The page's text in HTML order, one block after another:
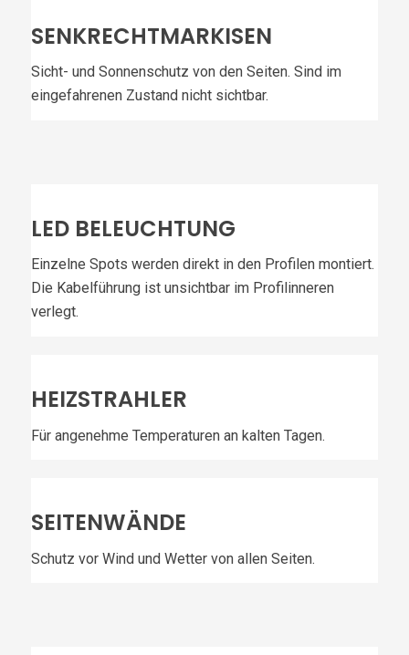
SENKRECHTMARKISEN
Sicht- und Sonnenschutz von den Seiten. Sind im
eingefahrenen Zustand nicht sichtbar.
LED BELEUCHTUNG
Einzelne Spots werden direkt in den Profilen montiert.
Die Kabelführung ist unsichtbar im Profilinneren
verlegt.
HEIZSTRAHLER
Für angenehme Temperaturen an kalten Tagen.
SEITENWÄNDE
Schutz vor Wind und Wetter von allen Seiten.